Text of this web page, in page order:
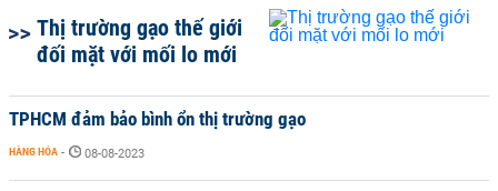
Thị trường gạo thế giới
đối mặt với mối lo mới
TPHCM đảm bảo bình ổn thị trường gạo
HÀNG HÓA - 08-08-2023